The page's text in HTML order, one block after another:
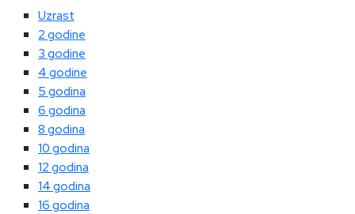
Uzrast
2 godine
3 godine
4 godine
5 godina
6 godina
8 godina
10 godina
12 godina
14 godina
16 godina